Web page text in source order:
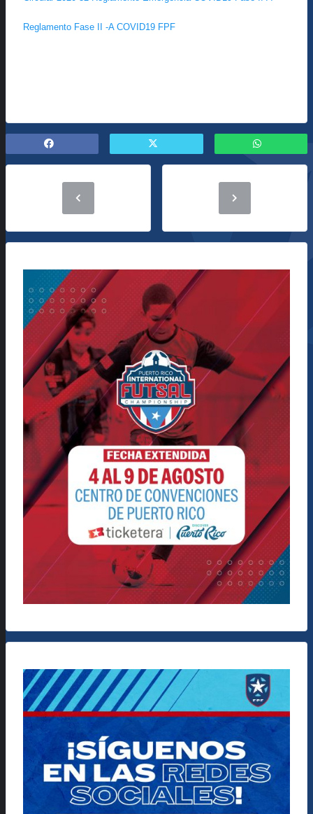
Reglamento Fase II -A COVID19 FPF